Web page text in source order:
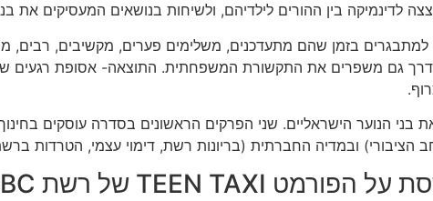
לדינמיקה בין ההורים לילדיהם, ולשיחות בנושאים המעסיקים את
למתבגרים בזמן שהם מתעדכנים, משלימים פערים, מקשיבים, רבים,
גם משפרים את התקשורת המשפחתית. התוצאה- אסופת רגעים
הנוער הישראליים. שני הפרקים הראשונים בסדרה עוסקים בחינוך
ובמדיה החברתית (בריונות רשת, דימוי עצמי, הטרדות
על הפורמט TEEN TAXI של רשת